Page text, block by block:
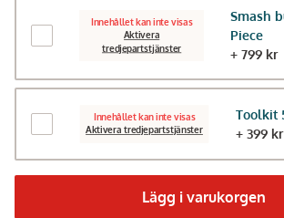
Innehållet kan inte visas
Aktivera
tredjepartstjänster
Smash
Piece
+ 799 kr
Innehållet kan inte visas
Aktivera tredjepartstjänster
Toolkit
+ 399 kr
Lägg i varukorgen